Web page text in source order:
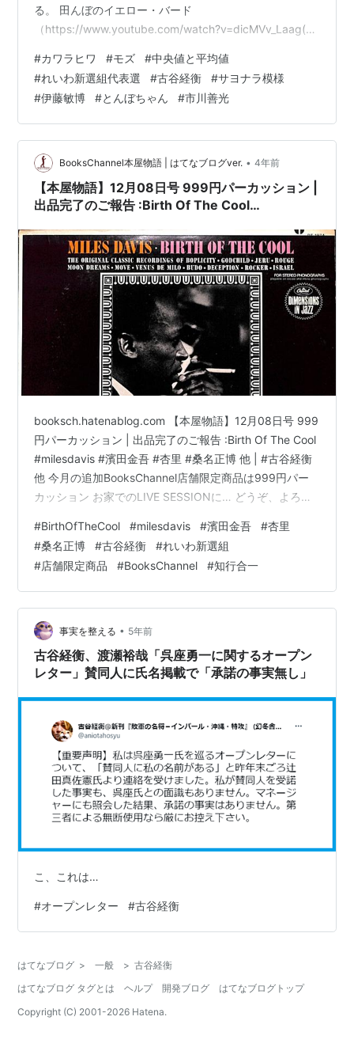
る。 田んぼのイエロー・バード
（https://www.youtube.com/watch?v=dicMVv_Laag(-
https://www.youtube.com/watch?v=wfjIWa4i6hQ やは
り、昨朝に目撃した、次の写真（Twitter投稿を含め、３
枚）にある「モズ子」さんの方が、人気鳥である。
❶「中央値」と「平均値」の違いは？⇦一億総中流社会下
ではあまり問題視されなかったものの…
#カワラヒワ #モズ #中央値と平均値
#れいわ新選組代表選 #古谷経衡 #サヨナラ模様
#伊藤敏博 #とんぼちゃん #市川善光
BooksChannel本屋物語 | はてなブログver. • 4年前
【本屋物語】12月08日号 999円パーカッション |
出品完了のご報告 :Birth Of The Cool
谷経衡 他
booksch.hatenablog.com 【本屋物語】12月08日号 999
円パーカッション | 出品完了のご報告 :Birth Of The Cool
#milesdavis #濱田金吾 #杏里 #桑名正博 他 | #古谷経衡
他 今月の追加BooksChannel店舗限定商品は999円パー
カッション お家でのLIVE SESSIONに… どうぞ、よろし
ご遠慮無く試しに叩いてみたい方はレジまでお申し付け
頂ければ幸いです。 youtu.be その他short UPさせて頂い
ております。新しく行動した時はUPさせて頂こうと思っ
ています。ご登録…
#BirthOfTheCool #milesdavis #濱田金吾 #杏里
#桑名正博 #古谷経衡 #れいわ新選組
#店舗限定商品 #BooksChannel #知行合一
事実を整える • 5年前
古谷経衡、渡瀬裕哉「呉座勇一に関するオープン
レター」賛同人に氏名掲載で「承諾の事実無し」
こ、これは…
#オープンレター #古谷経衡
はてなブログ > 一般 > 古谷経衡
はてなブログ タグとは
ヘルプ 開発ブログ
はてなブログトップ
Copyright (C) 2001-2026 Hatena.